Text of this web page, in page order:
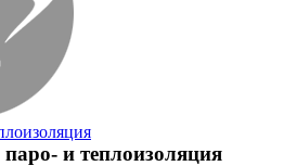
и теплоизоляция